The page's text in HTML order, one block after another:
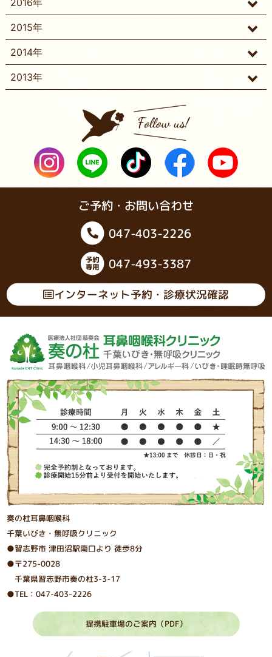
2016年
2015年
2014年
2013年
ご予約・お問い合わせ
047-403-2226
047-493-3387
インターネット予約・診療状況確認
奏の杜耳鼻咽喉科
千葉いびき・無呼吸クリニック
●習志野市 津⽥沼駅南⼝より 徒歩8分
●〒275-0028
千葉県習志野市奏の杜3-3-17
●TEL：047-403-2226
提携駐車場のご案内（PDF）